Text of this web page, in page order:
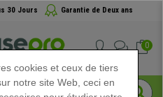
30 Jours Garantie de Deux ans
0
cookies et ceux de tiers
notre site Web, ceci en